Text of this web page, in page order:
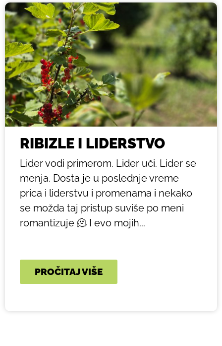
RIBIZLE I LIDERSTVO
Lider vodi primerom. Lider uči. Lider se
menja. Dosta je u poslednje vreme
prica i liderstvu i promenama i nekako
se možda taj pristup suviše po meni
romantizuje 🫠 I evo mojih...
PROČITAJ VIŠE